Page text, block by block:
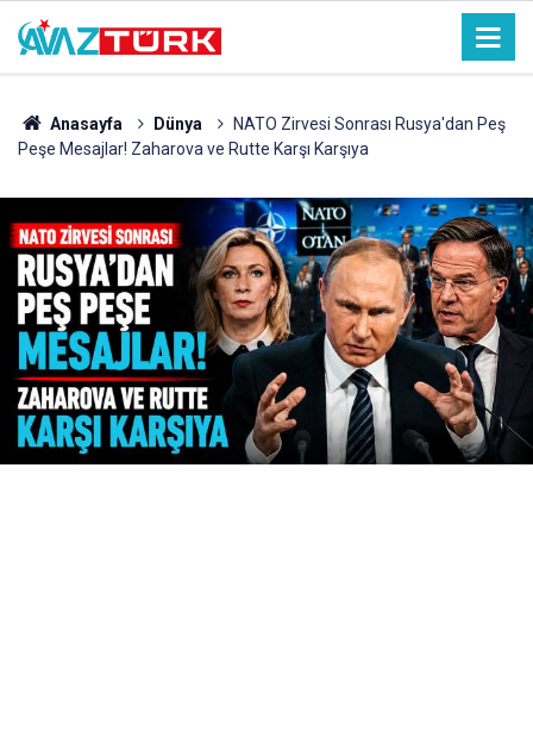
Anasayfa Dünya
NATO Zirvesi Sonrası Rusya'dan Peş
Peşe Mesajlar! Zaharova ve Rutte Karşı Karşıya